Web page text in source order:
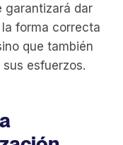
garantizará dar
forma correcta
que también
esfuerzos.